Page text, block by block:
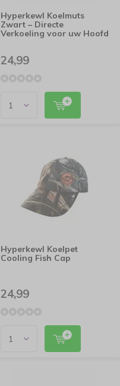
Hyperkewl Koelmuts
Zwart – Directe
Verkoeling voor uw Hoofd
24,99
Hyperkewl Koelpet
Cooling Fish Cap
24,99